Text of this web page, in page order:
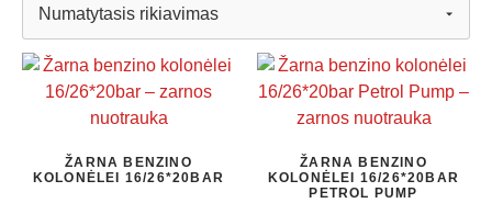
ŽARNA BENZINO
KOLONĖLEI 16/26*20BAR
ŽARNA BENZINO
KOLONĖLEI 16/26*20BAR
PETROL PUMP